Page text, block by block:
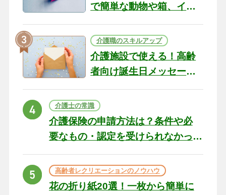
で簡単な動物や箱、イン
介護職のスキルアップ
介護施設で使える！高齢
者向け誕生日メッセージ
ト
介護士の常識
介護保険の申請方法は？条件や必
要なもの・認定を受けられなかっ
高齢者レクリエーションのノウハウ
花の折り紙20選！一枚から簡単に